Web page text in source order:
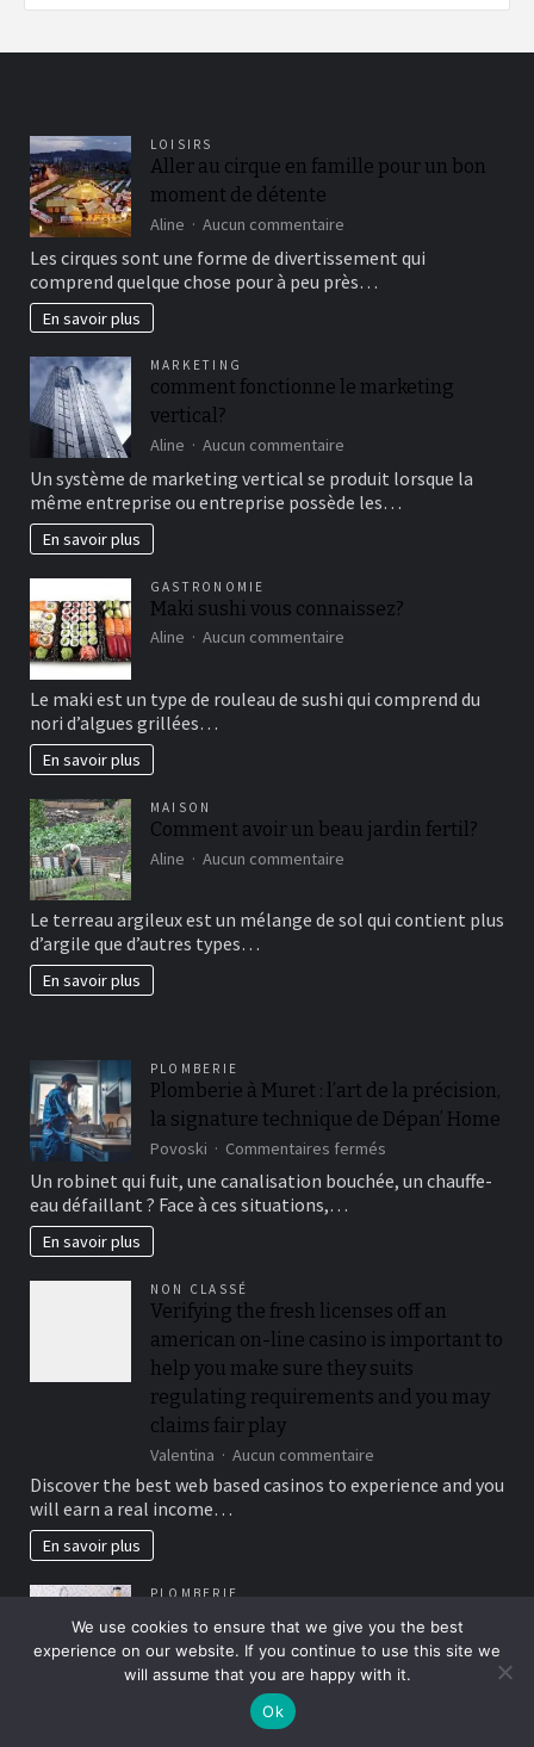
LOISIRS
Aller au cirque en famille pour un bon
moment de détente
Aline Aucun commentaire
au
cirque
bon
Les cirques sont une forme de divertissement qui
comprend quelque chose pour à peu près…
En savoir plus
MARKETING
comment fonctionne le marketing
vertical?
Aline Aucun commentaire
fonctionne
le
Un système de marketing vertical se produit lorsque la
même entreprise ou entreprise possède les…
En savoir plus
GASTRONOMIE
Maki sushi vous connaissez?
Aline Aucun commentaire
vous
Le maki est un type de rouleau de sushi qui comprend du
nori d’algues grillées…
En savoir plus
MAISON
Comment avoir un beau jardin fertil?
Aline Aucun commentaire
un
Le terreau argileux est un mélange de sol qui contient plus
d’argile que d’autres types…
En savoir plus
PLOMBERIE
Plomberie à Muret : l’art de la précision,
la signature technique de Dépan’ Home
Povoski Commentaires fermés
à
précision,
la
signature
technique
de
Un robinet qui fuit, une canalisation bouchée, un chauffe-
eau défaillant ? Face à ces situations,…
En savoir plus
NON CLASSÉ
Verifying the fresh licenses off an
american on-line casino is important to
help you make sure they suits
regulating requirements and you may
claims fair play
Valentina Aucun commentaire
Verifying
the
on-
line
casino
Discover the best web based casinos to experience and you
will earn a real income…
En savoir plus
PLOMBERIE
L’eau qui remonte: Les dangers des
canalisations bouchées
Adeline Aucun commentairesur
Lorsqu’une canalisation est bouchée, cela peut causer de
nombreux problèmes. L’eau peut remonter dans l’évier,…
We use cookies to ensure that we give you the best
experience on our website. If you continue to use this site we
will assume that you are happy with it.
Ok